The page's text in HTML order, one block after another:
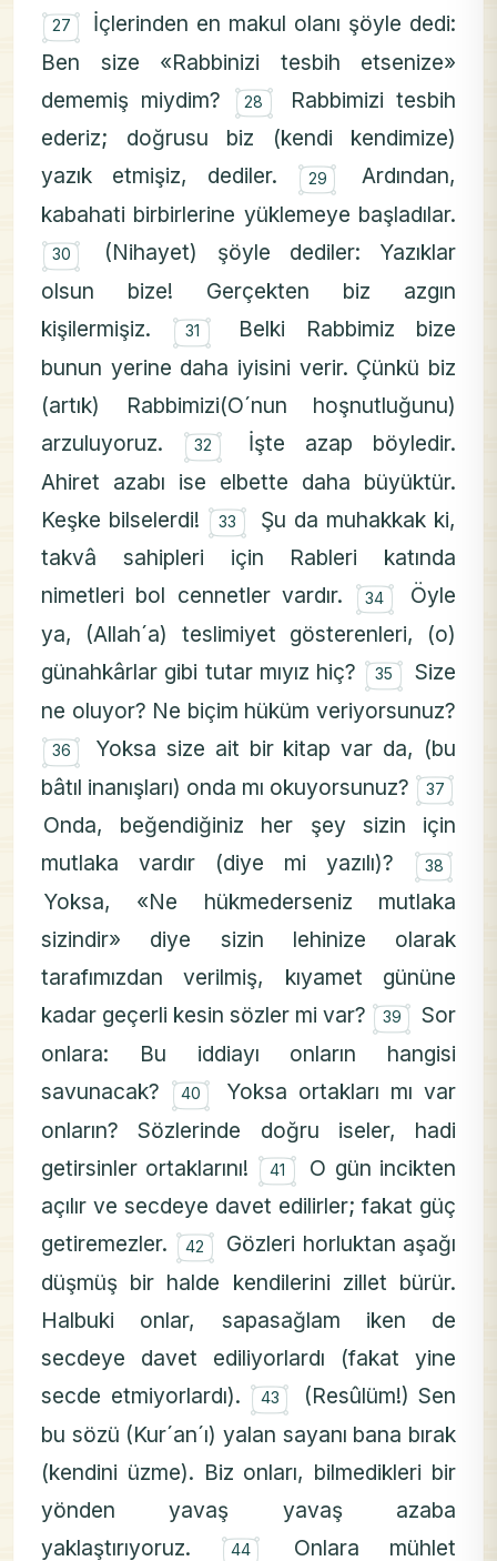
۝
27
İçlerinden en makul olanı şöyle dedi:
Ben size «Rabbinizi tesbih etsenize»
dememiş miydim? ۝
28
Rabbimizi tesbih
ederiz; doğrusu biz (kendi kendimize)
yazık etmişiz, dediler. ۝
29
Ardından,
kabahati birbirlerine yüklemeye başladılar.
۝
30
(Nihayet) şöyle dediler: Yazıklar
olsun bize! Gerçekten biz azgın
kişilermişiz. ۝
31
Belki Rabbimiz bize
bunun yerine daha iyisini verir. Çünkü biz
(artık) Rabbimizi(O´nun hoşnutluğunu)
arzuluyoruz. ۝
32
İşte azap böyledir.
Ahiret azabı ise elbette daha büyüktür.
Keşke bilselerdi! ۝
33
Şu da muhakkak ki,
takvâ sahipleri için Rableri katında
nimetleri bol cennetler vardır. ۝
34
Öyle
ya, (Allah´a) teslimiyet gösterenleri, (o)
günahkârlar gibi tutar mıyız hiç? ۝
35
Size
ne oluyor? Ne biçim hüküm veriyorsunuz?
۝
36
Yoksa size ait bir kitap var da, (bu
bâtıl inanışları) onda mı okuyorsunuz? ۝
37
Onda, beğendiğiniz her şey sizin için
mutlaka vardır (diye mi yazılı)? ۝
38
Yoksa, «Ne hükmederseniz mutlaka
sizindir» diye sizin lehinize olarak
tarafımızdan verilmiş, kıyamet gününe
kadar geçerli kesin sözler mi var? ۝
39
Sor
onlara: Bu iddiayı onların hangisi
savunacak? ۝
40
Yoksa ortakları mı var
onların? Sözlerinde doğru iseler, hadi
getirsinler ortaklarını! ۝
41
O gün incikten
açılır ve secdeye davet edilirler; fakat güç
getiremezler. ۝
42
Gözleri horluktan aşağı
düşmüş bir halde kendilerini zillet bürür.
Halbuki onlar, sapasağlam iken de
secdeye davet ediliyorlardı (fakat yine
secde etmiyorlardı). ۝
43
(Resûlüm!) Sen
bu sözü (Kur´an´ı) yalan sayanı bana bırak
(kendini üzme). Biz onları, bilmedikleri bir
yönden yavaş yavaş azaba
yaklaştırıyoruz. ۝
44 Onlara mühlet